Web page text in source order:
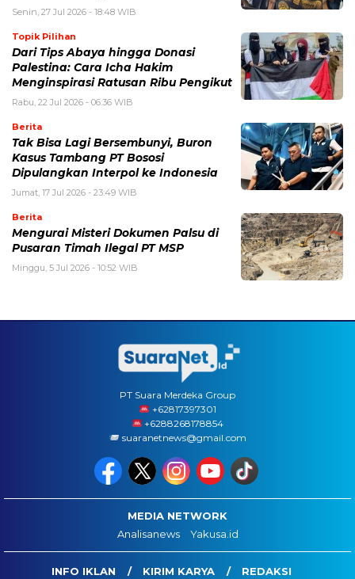
Senin, 27 Jul 2026 - 18:48 WIB
Topik Pilihan
Dari Tips Abaya hingga Donasi
Palestina: Cara Icha Hakim
Menginspirasi Ratusan Ribu Pengikut
Rabu, 22 Jul 2026 - 06:36 WIB
Berita
Tak Bisa Lagi Bersembunyi, Buron
Kasus Tambang PT Bososi
Dipulangkan Interpol ke Indonesia
Jumat, 17 Jul 2026 - 23:49 WIB
Berita
Mengurai Misteri Dokumen Palsu di
Pusaran Timah Ilegal PT MSP
Minggu, 5 Jul 2026 - 10:52 WIB
PT Suara Merdeka Group
‪+62817397301
+6288268178854
suaranetnews@gmail.com
MEDIA NETWORK
Analisanews
Yakusa.id
INFO IKLAN KIRIM KARYA REDAKSI